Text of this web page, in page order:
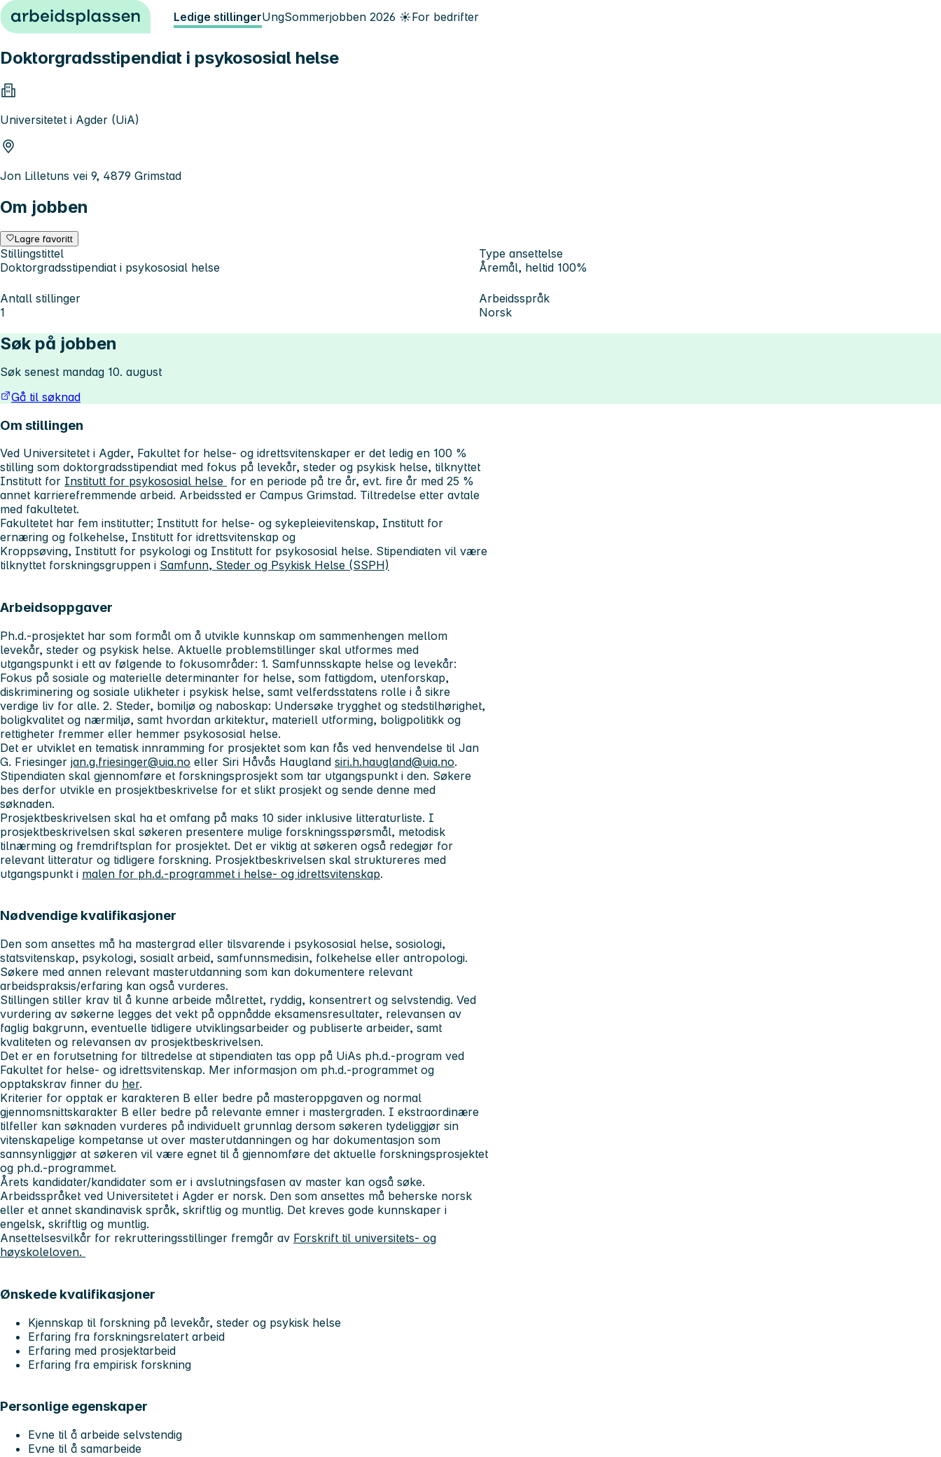
Hopp til innhold Ledige stillingerUngSommerjobben 2026 ☀️For bedrifter
Doktorgradsstipendiat i psykososial helse
Universitetet i Agder (UiA)
Jon Lilletuns vei 9, 4879 Grimstad
Om jobben
Lagre favoritt
Stillingstittel
Doktorgradsstipendiat i psykososial helse
Type ansettelse
Åremål, heltid 100%
Antall stillinger
1
Arbeidsspråk
Norsk
Søk på jobben
Søk senest mandag 10. august
Gå til søknad
Om stillingen
Ved Universitetet i Agder, Fakultet for helse- og idrettsvitenskaper er det ledig en 100 %
stilling som doktorgradsstipendiat med fokus på levekår, steder og psykisk helse, tilknyttet
Institutt for Institutt for psykososial helse for en periode på tre år, evt. fire år med 25 %
annet karrierefremmende arbeid. Arbeidssted er Campus Grimstad. Tiltredelse etter avtale
med fakultetet.
Fakultetet har fem institutter; Institutt for helse- og sykepleievitenskap, Institutt for
ernæring og folkehelse, Institutt for idrettsvitenskap og
Kroppsøving, Institutt for psykologi og Institutt for psykososial helse. Stipendiaten vil være
tilknyttet forskningsgruppen i Samfunn, Steder og Psykisk Helse (SSPH)
Arbeidsoppgaver
Ph.d.-prosjektet har som formål om å utvikle kunnskap om sammenhengen mellom
levekår, steder og psykisk helse. Aktuelle problemstillinger skal utformes med
utgangspunkt i ett av følgende to fokusområder: 1. Samfunnsskapte helse og levekår:
Fokus på sosiale og materielle determinanter for helse, som fattigdom, utenforskap,
diskriminering og sosiale ulikheter i psykisk helse, samt velferdsstatens rolle i å sikre
verdige liv for alle. 2. Steder, bomiljø og naboskap: Undersøke trygghet og stedstilhørighet,
boligkvalitet og nærmiljø, samt hvordan arkitektur, materiell utforming, boligpolitikk og
rettigheter fremmer eller hemmer psykososial helse.
Det er utviklet en tematisk innramming for prosjektet som kan fås ved henvendelse til Jan
G. Friesinger jan.g.friesinger@uia.no eller Siri Håvås Haugland siri.h.haugland@uia.no.
Stipendiaten skal gjennomføre et forskningsprosjekt som tar utgangspunkt i den. Søkere
bes derfor utvikle en prosjektbeskrivelse for et slikt prosjekt og sende denne med
søknaden.
Prosjektbeskrivelsen skal ha et omfang på maks 10 sider inklusive litteraturliste. I
prosjektbeskrivelsen skal søkeren presentere mulige forskningsspørsmål, metodisk
tilnærming og fremdriftsplan for prosjektet. Det er viktig at søkeren også redegjør for
relevant litteratur og tidligere forskning. Prosjektbeskrivelsen skal struktureres med
utgangspunkt i malen for ph.d.-programmet i helse- og idrettsvitenskap.
Nødvendige kvalifikasjoner
Den som ansettes må ha mastergrad eller tilsvarende i psykososial helse, sosiologi,
statsvitenskap, psykologi, sosialt arbeid, samfunnsmedisin, folkehelse eller antropologi.
Søkere med annen relevant masterutdanning som kan dokumentere relevant
arbeidspraksis/erfaring kan også vurderes.
Stillingen stiller krav til å kunne arbeide målrettet, ryddig, konsentrert og selvstendig. Ved
vurdering av søkerne legges det vekt på oppnådde eksamensresultater, relevansen av
faglig bakgrunn, eventuelle tidligere utviklingsarbeider og publiserte arbeider, samt
kvaliteten og relevansen av prosjektbeskrivelsen.
Det er en forutsetning for tiltredelse at stipendiaten tas opp på UiAs ph.d.-program ved
Fakultet for helse- og idrettsvitenskap. Mer informasjon om ph.d.-programmet og
opptakskrav finner du her.
Kriterier for opptak er karakteren B eller bedre på masteroppgaven og normal
gjennomsnittskarakter B eller bedre på relevante emner i mastergraden. I ekstraordinære
tilfeller kan søknaden vurderes på individuelt grunnlag dersom søkeren tydeliggjør sin
vitenskapelige kompetanse ut over masterutdanningen og har dokumentasjon som
sannsynliggjør at søkeren vil være egnet til å gjennomføre det aktuelle forskningsprosjektet
og ph.d.-programmet.
Årets kandidater/kandidater som er i avslutningsfasen av master kan også søke.
Arbeidsspråket ved Universitetet i Agder er norsk. Den som ansettes må beherske norsk
eller et annet skandinavisk språk, skriftlig og muntlig. Det kreves gode kunnskaper i
engelsk, skriftlig og muntlig.
Ansettelsesvilkår for rekrutteringsstillinger fremgår av Forskrift til universitets- og
høyskoleloven.
Ønskede kvalifikasjoner
Kjennskap til forskning på levekår, steder og psykisk helse
Erfaring fra forskningsrelatert arbeid
Erfaring med prosjektarbeid
Erfaring fra empirisk forskning
Personlige egenskaper
Evne til å arbeide selvstendig
Evne til å samarbeide